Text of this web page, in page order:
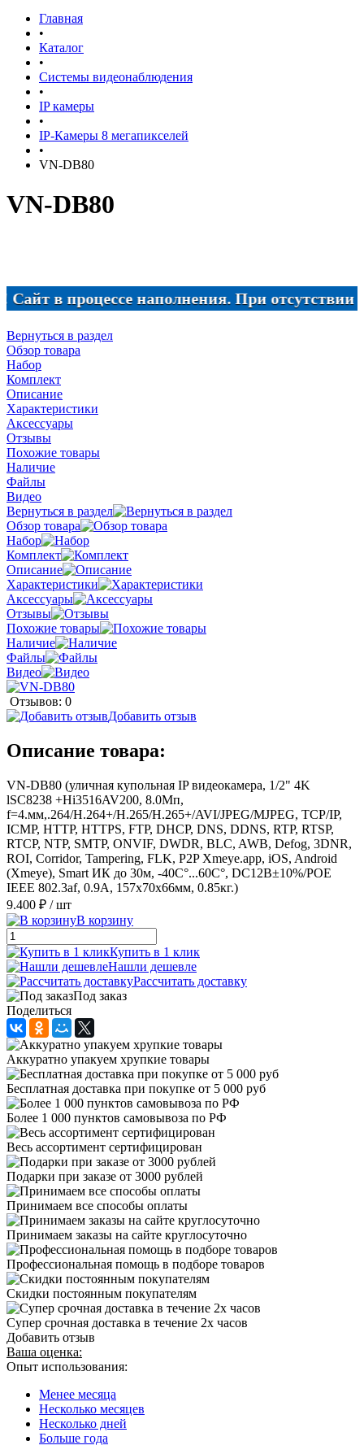
Главная
•
Каталог
•
Системы видеонаблюдения
•
IP камеры
•
IP-Камеры 8 мегапикселей
•
VN-DB80
VN-DB80
в процессе наполнения. При отсутствии
Вернуться в раздел
Обзор товара
Набор
Комплект
Описание
Характеристики
Аксессуары
Отзывы
Похожие товары
Наличие
Файлы
Видео
Вернуться в раздел
Обзор товара
Набор
Комплект
Описание
Характеристики
Аксессуары
Отзывы
Похожие товары
Наличие
Файлы
Видео
Отзывов: 0
Добавить отзыв
Описание товара:
VN-DB80 (уличная купольная IP видеокамера, 1/2" 4K
lSC8238 +Hi3516AV200, 8.0Мп,
f=4.мм,.264/H.264+/H.265/H.265+/AVI/JPEG/MJPEG, TCP/IP,
ICMP, HTTP, HTTPS, FTP, DHCP, DNS, DDNS, RTP, RTSP,
RTCP, NTP, SMTP, ONVIF, DWDR, BLC, AWB, Defog, 3DNR,
ROI, Corridor, Tampering, FLK, P2P Xmeye.app, iOS, Android
(Xmeye), Smart ИК до 30м, -40C°...60C°, DC12В±10%/POE
IEEE 802.3af, 0.9А, 157x70x66мм, 0.85кг.)
9.400 ₽ / шт
В корзину
Купить в 1 клик
Нашли дешевле
Рассчитать доставку
Под заказ
Поделиться
Аккуратно упакуем хрупкие товары
Бесплатная доставка при покупке от 5 000 руб
Более 1 000 пунктов самовывоза по РФ
Весь ассортимент сертифицирован
Подарки при заказе от 3000 рублей
Принимаем все способы оплаты
Принимаем заказы на сайте круглосуточно
Профессиональная помощь в подборе товаров
Скидки постоянным покупателям
Супер срочная доставка в течение 2х часов
Добавить отзыв
Ваша оценка:
Опыт использования:
Менее месяца
Несколько месяцев
Несколько дней
Больше года